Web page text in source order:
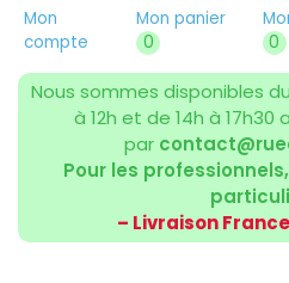
Mon
compte
Mon panier
0
0
Nous sommes disponibles
à 12h et de 14h à 17h30
par
Pour les
– Livraison